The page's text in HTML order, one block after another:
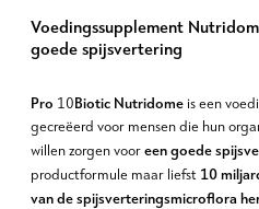
Voedingssupplement
goede spijsvertering
Pro 10Biotic Nutridome is een
gecreëerd voor mensen die hun
willen zorgen voor een goede
productformule maar liefst 10
van de spijsverteringsmicroflora